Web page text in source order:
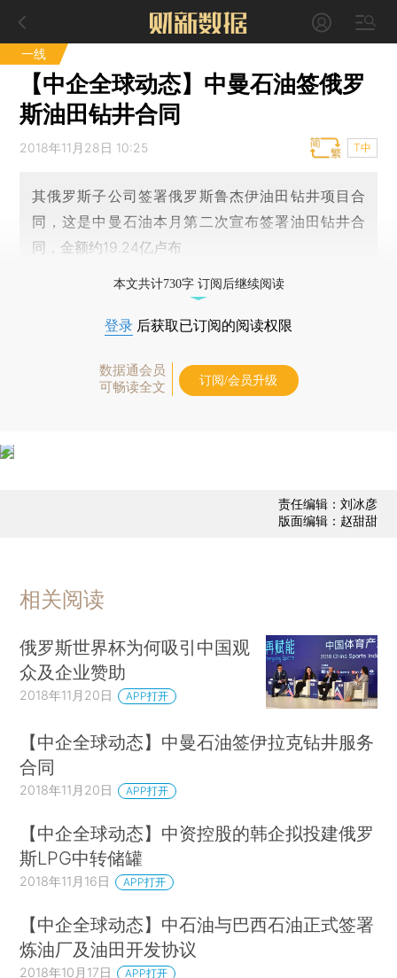
一线
【中企全球动态】中曼石油签俄罗
斯油田钻井合同
2018年11月28日 10:25 T中
其俄罗斯子公司签署俄罗斯鲁杰伊油田钻井项目合
同，这是中曼石油本月第二次宣布签署油田钻井合
同，金额约19.24亿卢布
本文共计730字 订阅后继续阅读
登录 后获取已订阅的阅读权限
数据通会员
可畅读全文
订阅/会员升级
责任编辑：刘冰彦
版面编辑：赵甜甜
相关阅读
俄罗斯世界杯为何吸引中国观
众及企业赞助
2018年11月20日 APP打开
【中企全球动态】中曼石油签伊拉克钻井服务
合同
2018年11月20日 APP打开
【中企全球动态】中资控股的韩企拟投建俄罗
斯LPG中转储罐
2018年11月16日 APP打开
【中企全球动态】中石油与巴西石油正式签署
炼油厂及油田开发协议
2018年10月17日 APP打开